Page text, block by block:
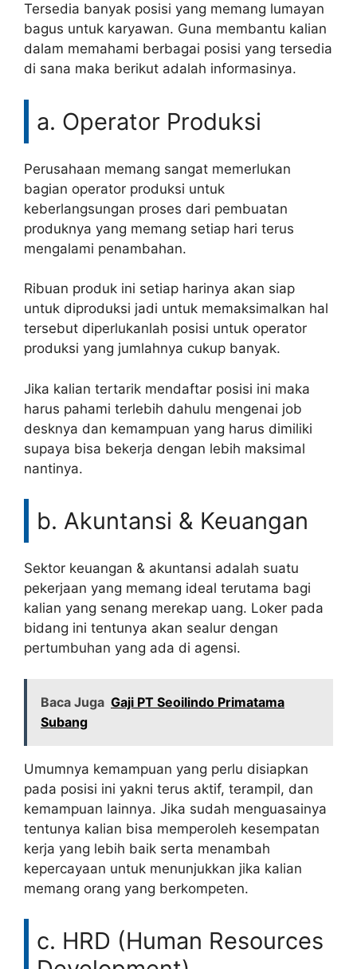
Tersedia banyak posisi yang memang lumayan
bagus untuk karyawan. Guna membantu kalian
dalam memahami berbagai posisi yang tersedia
di sana maka berikut adalah informasinya.
a. Operator Produksi
Perusahaan memang sangat memerlukan
bagian operator produksi untuk
keberlangsungan proses dari pembuatan
produknya yang memang setiap hari terus
mengalami penambahan.
Ribuan produk ini setiap harinya akan siap
untuk diproduksi jadi untuk memaksimalkan hal
tersebut diperlukanlah posisi untuk operator
produksi yang jumlahnya cukup banyak.
Jika kalian tertarik mendaftar posisi ini maka
harus pahami terlebih dahulu mengenai job
desknya dan kemampuan yang harus dimiliki
supaya bisa bekerja dengan lebih maksimal
nantinya.
b. Akuntansi & Keuangan
Sektor keuangan & akuntansi adalah suatu
pekerjaan yang memang ideal terutama bagi
kalian yang senang merekap uang. Loker pada
bidang ini tentunya akan sealur dengan
pertumbuhan yang ada di agensi.
Baca Juga Gaji PT Seoilindo Primatama
Subang
Umumnya kemampuan yang perlu disiapkan
pada posisi ini yakni terus aktif, terampil, dan
kemampuan lainnya. Jika sudah menguasainya
tentunya kalian bisa memperoleh kesempatan
kerja yang lebih baik serta menambah
kepercayaan untuk menunjukkan jika kalian
memang orang yang berkompeten.
c. HRD (Human Resources